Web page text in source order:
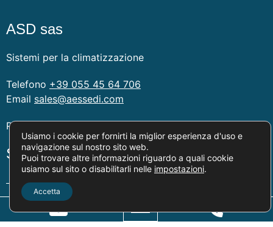
ASD sas
Sistemi per la climatizzazione
Telefono +39 055 45 64 706
Email sales@aessedi.com
P.IVA e CF: 04729610487
Servizi
Preventivazione e supporto alla progettazione
Corsi tecnici ai professionisti del settore
Sopralluoghi in cantiere
Usiamo i cookie per fornirti la miglior esperienza d'uso e
navigazione sul nostro sito web.
Puoi trovare altre informazioni riguardo a quali cookie
usiamo sul sito o disabilitarli nelle impostazioni.
Accetta